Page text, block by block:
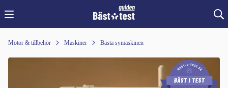
Motor & tillbehör Maskiner Bästa symaskinen